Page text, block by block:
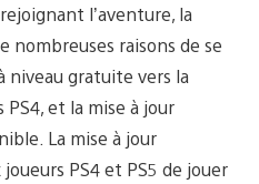
l’aventure, la
nombreuses raisons de se
niveau gratuite vers la
et la mise à jour
La mise à jour
PS4 et PS5 de jouer